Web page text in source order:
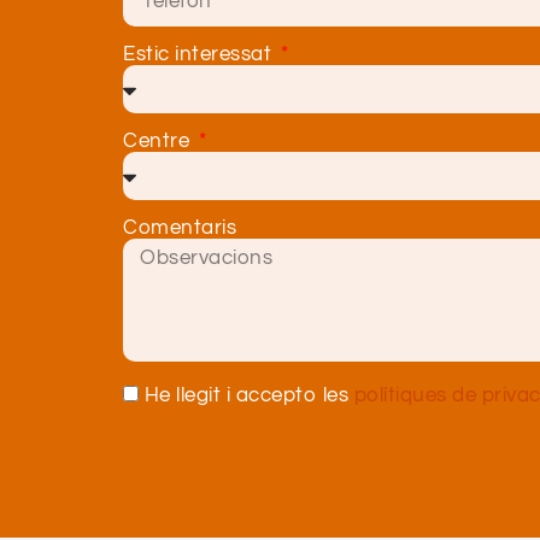
Estic interessat
Centre
Comentaris
He llegit i accepto les polítiques de